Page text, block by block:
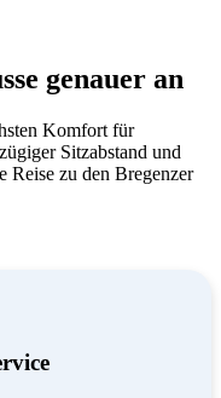
genauer an
Komfort für
Sitzabstand und
Reise zu den Bregenzer